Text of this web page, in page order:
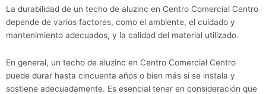
La durabilidad de un techo de aluzinc en Centro Comercial Centro
depende de varios factores, como el ambiente, el cuidado y
mantenimiento adecuados, y la calidad del material utilizado.
En general, un techo de aluzinc en Centro Comercial Centro
puede durar hasta cincuenta años o bien más si se instala y
sostiene adecuadamente. Es esencial tener en consideración que